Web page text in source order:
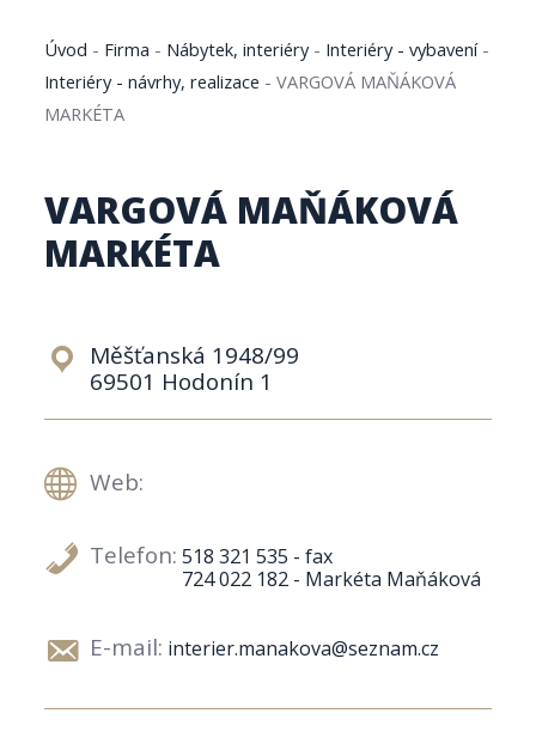
Úvod - Firma - Nábytek, interiéry- Interiéry - vybavení-
Interiéry - návrhy, realizace -VARGOVÁ MAŇÁKOVÁ
MARKÉTA
VARGOVÁ MAŇÁKOVÁ
MARKÉTA
Měšťanská 1948/99
69501 Hodonín 1
Web:
Telefon: 518 321 535 - fax
724 022 182 - Markéta Maňáková
E-mail: interier.manakova@seznam.cz